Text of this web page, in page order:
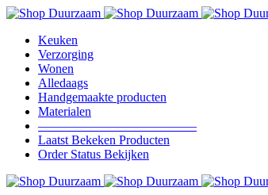
Keuken
Verzorging
Wonen
Alledaags
Handgemaakte producten
Materialen
————————————–
Laatst Bekeken Producten
Order Status Bekijken